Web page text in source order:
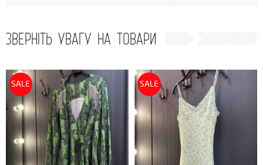
ЗВЕРНІТЬ УВАГУ НА ТОВАРИ
SALE SALE